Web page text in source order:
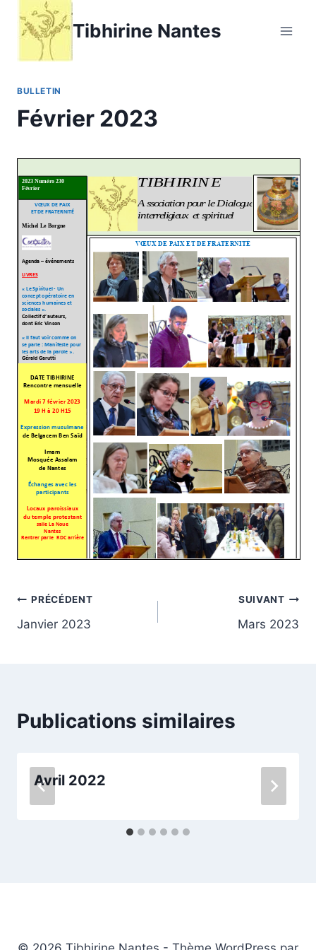
contenu
Tibhirine Nantes
BULLETIN
Février 2023
Navigation
de
PRÉCÉDENT
Janvier 2023
SUIVANT
Mars 2023
Publications similaires
Avril 2022